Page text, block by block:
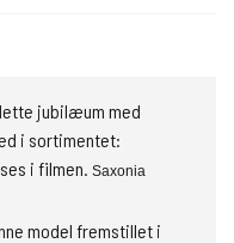
jubilæum med
i sortimentet:
i filmen. Saxonia
model fremstillet i